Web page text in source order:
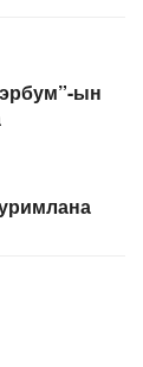
ын